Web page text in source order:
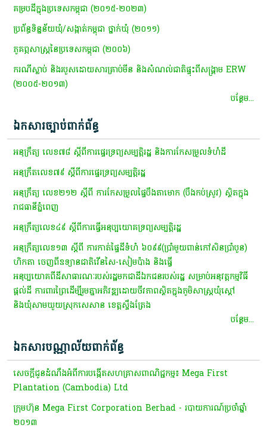
គម្របដីក្នុងប្រទេសកម្ពុជា​ (២០១៥​-២០២៣)
ប្រព័ន្ធទិន្នន័យឃុំ/សង្កាត់កម្ពុជា ថ្នាក់ឃុំ (២០១១)
ភូគព្ភសាស្រ្តនៃប្រទេសកម្ពុជា (២០០៦)
ករណីស្លាប់ និងរបួសដោយសារគ្រាប់មីន និងសំណល់ជាតិផ្ទុះពីសង្គ្រាម ERW
(២០០៥-២០១៣)
បន្ថែម...
ឯកសារច្បាប់ពាក់ព័ន្ធ
អនុក្រឹត្យ លេខ៧៨ ស្ដីពីការផ្ទេរទ្រព្យសម្បត្តិរដ្ឋ និងការកែសម្រួលទំហំដី
អនុក្រឹតលេខ៧៩ ស្ដីពីការផ្ទេរទ្រព្យសម្បត្តិរដ្ឋ
អនុក្រឹត្យ លេខ២១២ ស្តីពី ការកែសម្រួលផ្ទៃបឹងតាមោក (បឹងកប់ស្រូវ) ស្ថិតក្នុង
រាជធានីភ្នំពេញ
អនុក្រឹត្យលេខ៤៩ ស្តីពីការធ្វើអនុប្បយោគទ្រព្យសម្បត្តិរដ្ឋ
អនុក្រឹត្យលេខ១៣ ស្តីពី ការកាត់ផ្ទៃដីទំហំ ៦០៩៩(ប្រាំមួយពាន់កៅសិនប្រាំបួន)​
ហិកតា ចេញពីឧទ្យានជាតិវើនសៃ-សៀមប៉ាង និងធ្វើ
អនុប្បយោគពីដីសាធារណៈរបស់រដ្ឋមកជាដីឯកជនរបស់រដ្ឋ សម្រាប់អនុវត្តកម្មវិធី
ផ្តល់ដី ការពារព្រៃដើម្បីរួមគ្នាអភិវឌ្ឍដោយចីវភាពស្ថិតក្នុងភូមិសាស្រ្តឃុំស្តៅ
និងឃុំសាមឃួយស្រុកសេសាន ខេត្តស្ទឹងត្រែង
បន្ថែម...
ឯកសារបណ្ណាល័យពាក់ព័ន្ធ
សេចក្តីជូនដំណឹងអំពីការបង្កើតសហគ្រាសពាណិជ្ជកម្ម៖ Mega First
Plantation (Cambodia) Ltd
ក្រុមហ៊ុន Mega First Corporation Berhad - របាយការណ៍ប្រចាំឆ្នាំ
២០១៣